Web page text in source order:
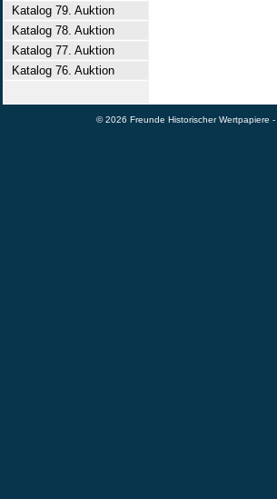
Katalog 79. Auktion
Katalog 78. Auktion
Katalog 77. Auktion
Katalog 76. Auktion
© 2026 Freunde Historischer Wertpapiere -